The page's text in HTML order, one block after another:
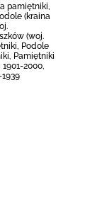
pamiętniki,
(kraina
(woj.
Podole
Pamiętniki
2000,
1939